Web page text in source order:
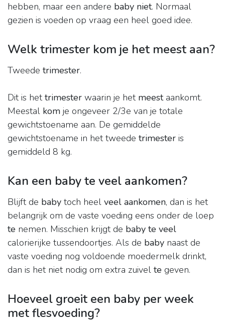
hebben, maar een andere baby niet. Normaal
gezien is voeden op vraag een heel goed idee.
Welk trimester kom je het meest aan?
Tweede trimester.
Dit is hettrimester waarin je het meestaankomt.
Meestal kom je ongeveer 2/3e van je totale
gewichtstoename aan. De gemiddelde
gewichtstoename in het tweede trimester is
gemiddeld 8 kg.
Kan een baby te veel aankomen?
Blijft de baby toch heel veel aankomen, dan is het
belangrijk om de vaste voeding eens onder de loep
te nemen. Misschien krijgt de baby te veel
calorierijke tussendoortjes. Als de baby naast de
vaste voeding nog voldoende moedermelk drinkt,
dan is het niet nodig om extra zuivel te geven.
Hoeveel groeit een baby per week
met flesvoeding?